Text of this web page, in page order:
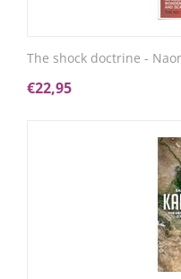
The shock doctrine -
€22,95